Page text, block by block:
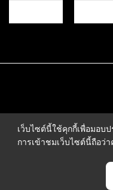
เว็บไซต์นี้ใช้คุกกี้เพื่อมอบ
การเข้าชมเว็บไซต์นี้ถือว่